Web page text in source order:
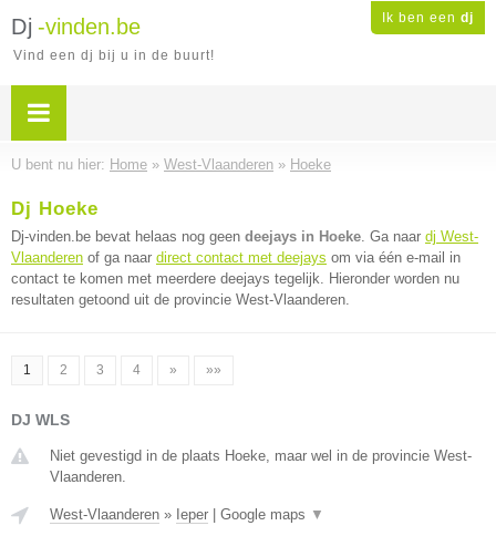
Ik ben een dj
Dj -vinden.be
Vind een dj bij u in de buurt!
U bent nu hier: Home » West-Vlaanderen » Hoeke
Dj Hoeke
Dj-vinden.be bevat helaas nog geen deejays in Hoeke. Ga naar dj West-
Vlaanderen of ga naar direct contact met deejays om via één e-mail in
contact te komen met meerdere deejays tegelijk. Hieronder worden nu
resultaten getoond uit de provincie West-Vlaanderen.
1 2 3 4 » »»
DJ WLS
Niet gevestigd in de plaats Hoeke, maar wel in de provincie West-
Vlaanderen.
West-Vlaanderen » Ieper Google maps ▼